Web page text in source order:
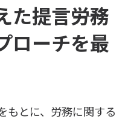
提言――労務
ローチを最
もとに、労務に関する